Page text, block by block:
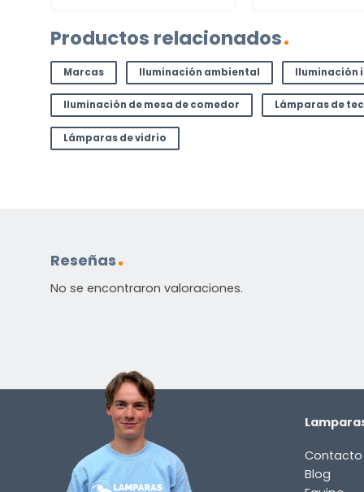
Productos relacionados
Marcas Iluminación ambiental Iluminación
Iluminación de mesa de comedor Lámparas de
Lámparas de vidrio
Reseñas
No se encontraron valoraciones.
Contacto
Blog